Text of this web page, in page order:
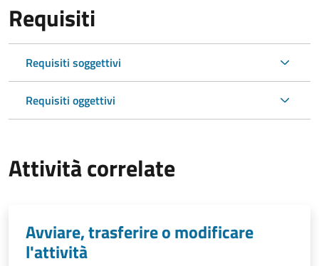
Requisiti
Requisiti soggettivi
Requisiti oggettivi
Attività correlate
Avviare, trasferire o modificare
l'attività